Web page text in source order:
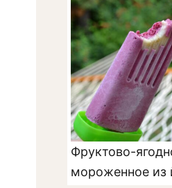
Фруктово-
мороженное из